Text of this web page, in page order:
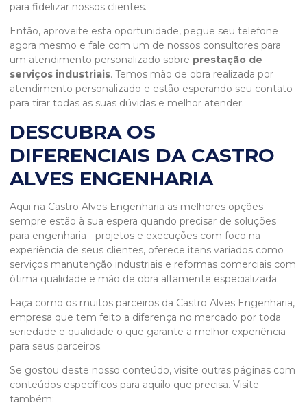
para fidelizar nossos clientes.
Então, aproveite esta oportunidade, pegue seu telefone
agora mesmo e fale com um de nossos consultores para
um atendimento personalizado sobre prestação de
serviços industriais. Temos mão de obra realizada por
atendimento personalizado e estão esperando seu contato
para tirar todas as suas dúvidas e melhor atender.
DESCUBRA OS
DIFERENCIAIS DA CASTRO
ALVES ENGENHARIA
Aqui na Castro Alves Engenharia as melhores opções
sempre estão à sua espera quando precisar de soluções
para engenharia - projetos e execuções com foco na
experiência de seus clientes, oferece itens variados como
serviços manutenção industriais e reformas comerciais com
ótima qualidade e mão de obra altamente especializada.
Faça como os muitos parceiros da Castro Alves Engenharia,
empresa que tem feito a diferença no mercado por toda
seriedade e qualidade o que garante a melhor experiência
para seus parceiros.
Se gostou deste nosso conteúdo, visite outras páginas com
conteúdos específicos para aquilo que precisa. Visite
também: